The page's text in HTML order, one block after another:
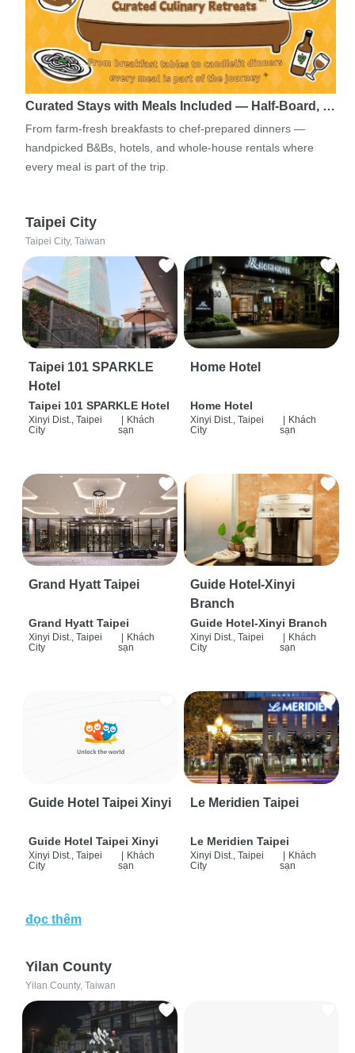
Curated Stays with Meals Included — Half-Board, …
From farm-fresh breakfasts to chef-prepared dinners —
handpicked B&Bs, hotels, and whole-house rentals where
every meal is part of the trip.
Taipei City
Taipei City, Taiwan
Taipei 101 SPARKLE
Hotel
Taipei 101 SPARKLE Hotel
Xinyi Dist., Taipei
City
Khách
sạn
Home Hotel
Home Hotel
Xinyi Dist., Taipei
City
Khách
sạn
Grand Hyatt Taipei
Grand Hyatt Taipei
Xinyi Dist., Taipei
City
Khách
sạn
Guide Hotel-Xinyi
Branch
Guide Hotel-Xinyi Branch
Xinyi Dist., Taipei
City
Khách
sạn
Guide Hotel Taipei Xinyi
Guide Hotel Taipei Xinyi
Xinyi Dist., Taipei
City
| Khách
sạn
Le Meridien Taipei
Le Meridien Taipei
Xinyi Dist., Taipei
City
| Khách
sạn
đọc thêm
Yilan County
Yilan County, Taiwan